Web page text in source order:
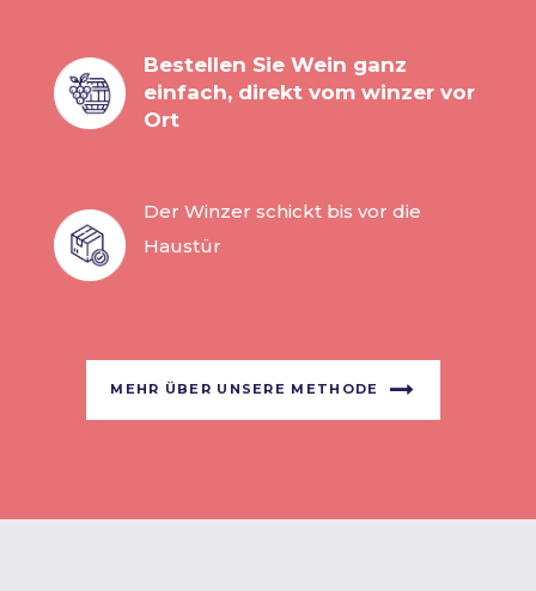
Bestellen Sie Wein ganz
einfach, direkt vom winzer vor
Ort
Der Winzer schickt bis vor die
Haustür
MEHR ÜBER UNSERE METHODE